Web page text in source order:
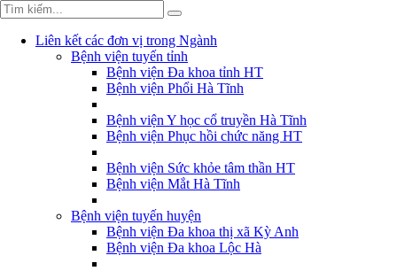
Liên kết các đơn vị trong Ngành
Bệnh viện tuyến tỉnh
Bệnh viện Đa khoa tỉnh HT
Bệnh viện Phổi Hà Tĩnh
Bệnh viện Y học cổ truyền Hà Tĩnh
Bệnh viện Phục hồi chức năng HT
Bệnh viện Sức khỏe tâm thần HT
Bệnh viện Mắt Hà Tĩnh
Bệnh viện tuyến huyện
Bệnh viện Đa khoa thị xã Kỳ Anh
Bệnh viện Đa khoa Lộc Hà